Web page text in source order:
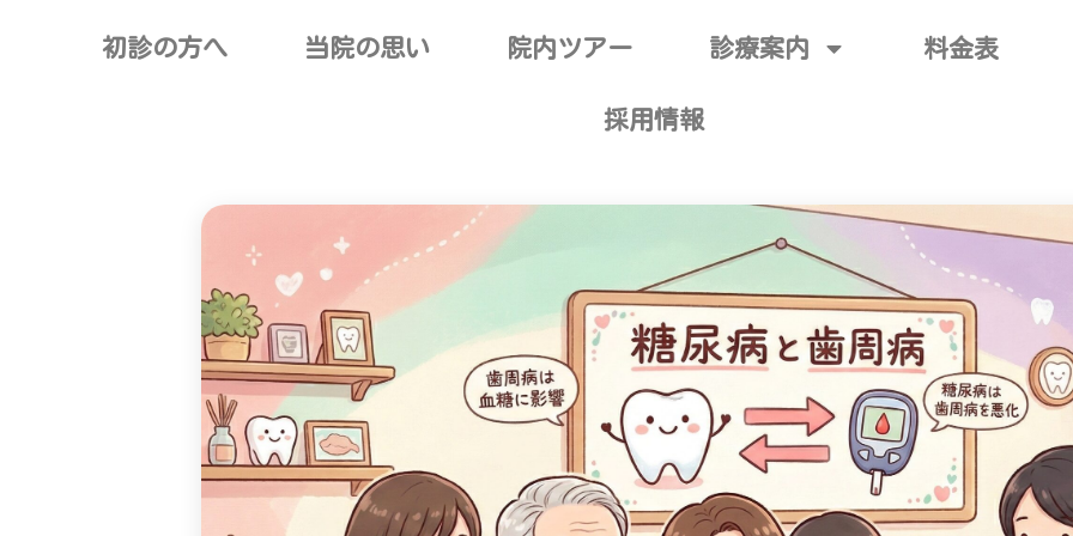
初診の方へ 当院の思い 院内ツアー 診療案内 料金表
採用情報